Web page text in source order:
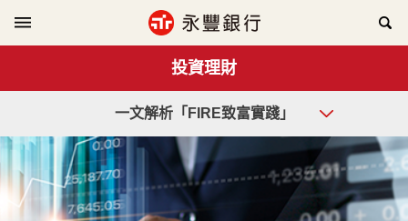
投資理財
一文解析「FIRE致富實踐」